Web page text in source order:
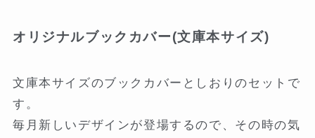
オリジナルブックカバー(文庫本サイズ)
文庫本サイズのブックカバーとしおりのセットで
す。
毎月新しいデザインが登場するので、その時の気